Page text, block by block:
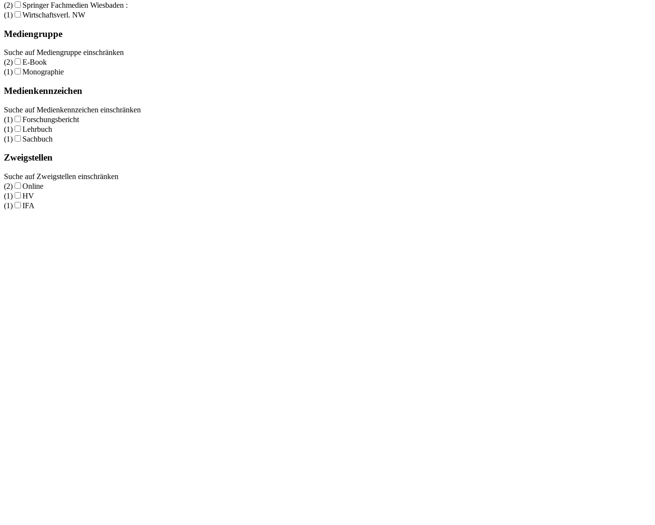
(2)
Springer Fachmedien Wiesbaden :
(1)
Wirtschaftsverl. NW
Mediengruppe
Suche auf Mediengruppe einschränken
(2)
E-Book
(1)
Monographie
Medienkennzeichen
Suche auf Medienkennzeichen einschränken
(1)
Forschungsbericht
(1)
Lehrbuch
(1)
Sachbuch
Zweigstellen
Suche auf Zweigstellen einschränken
(2)
Online
(1)
HV
(1)
IFA